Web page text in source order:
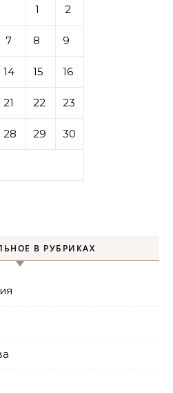
1 2
7 8 9
14 15 16
21 22 23
28 29 30
В РУБРИКАХ